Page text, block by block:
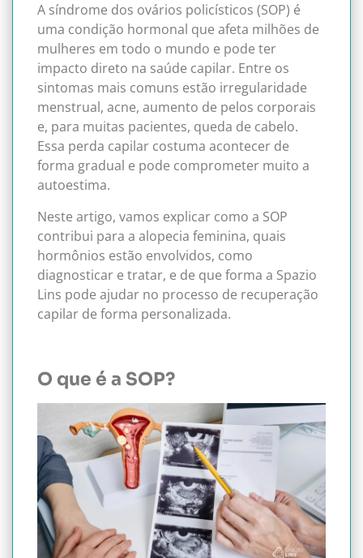
A síndrome dos ovários policísticos (SOP) é
uma condição hormonal que afeta milhões de
mulheres em todo o mundo e pode ter
impacto direto na saúde capilar. Entre os
sintomas mais comuns estão irregularidade
menstrual, acne, aumento de pelos corporais
e, para muitas pacientes, queda de cabelo.
Essa perda capilar costuma acontecer de
forma gradual e pode comprometer muito a
autoestima.
Neste artigo, vamos explicar como a SOP
contribui para a alopecia feminina, quais
hormônios estão envolvidos, como
diagnosticar e tratar, e de que forma a Spazio
Lins pode ajudar no processo de recuperação
capilar de forma personalizada.
O que é a SOP?